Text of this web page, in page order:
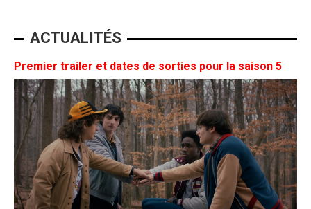
ACTUALITÉS
Premier trailer et dates de sorties pour la saison 5